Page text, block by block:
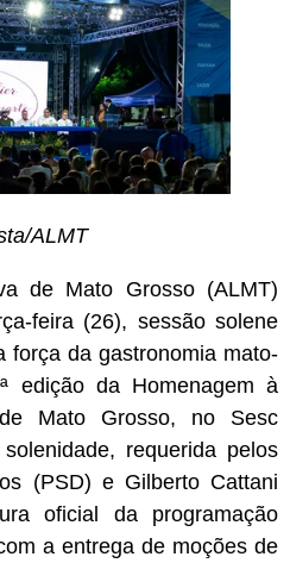
ALMT
de Mato Grosso (ALMT)
feira (26), sessão solene
força da gastronomia mato-
edição da Homenagem à
Mato Grosso, no Sesc
requerida pelos
(PSD) e Gilberto Cattani
oficial da programação
a entrega de moções de